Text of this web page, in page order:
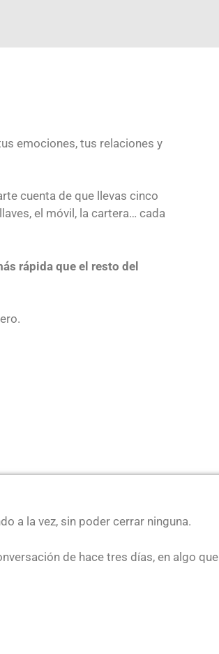
emociones, tus relaciones y
cuenta de que llevas cinco
el móvil, la cartera… cada
rápida que el resto del
a la vez, sin poder cerrar ninguna.
de hace tres días, en algo que